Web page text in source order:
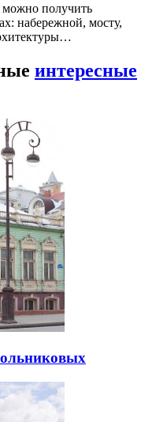
получить
набережной, мосту,
интересные